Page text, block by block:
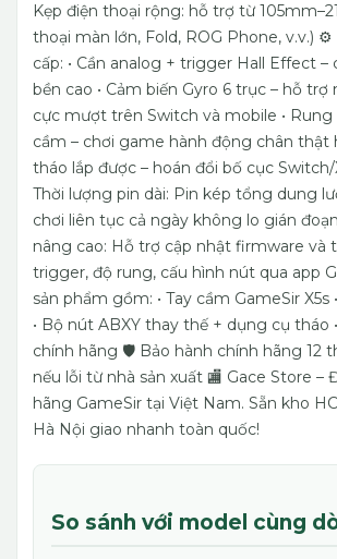
Kẹp điện thoại rộng: hỗ trợ từ
thoại màn lớn, Fold, ROG Phone, v.v.) ⚙️
cấp: • Cần analog + trigger Hall Effect –
bền cao • Cảm biến Gyro 6 trục – hỗ
cực mượt trên Switch và mobile •
cầm – chơi game hành động chân thật
tháo lắp được – hoán đổi bố cục
Thời lượng pin dài: Pin kép tổng dung
chơi liên tục cả ngày không lo gián đoạn
nâng cao: Hỗ trợ cập nhật firmware và
trigger, độ rung, cấu hình nút qua app
sản phẩm gồm: • Tay cầm GameSir X5s
• Bộ nút ABXY thay thế + dụng cụ tháo
chính hãng 🛡️ Bảo hành chính hãng 12
nếu lỗi từ nhà sản xuất 🏬 Gace Store –
hãng GameSir tại Việt Nam. Sẵn kho
Hà Nội giao nhanh toàn quốc!
So sánh với model cùng